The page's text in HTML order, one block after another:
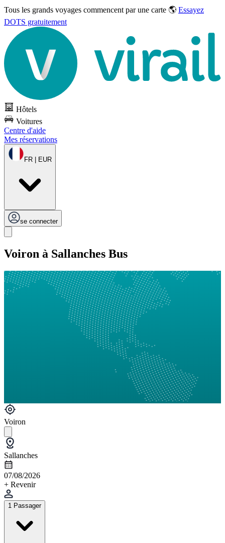
Tous les grands voyages commencent par une carte 🌎 Essayez
DOTS gratuitement
Hôtels
Voitures
Centre d'aide
Mes réservations
FR | EUR
se connecter
Voiron à Sallanches Bus
Voiron
Sallanches
07/08/2026
+ Revenir
1 Passager